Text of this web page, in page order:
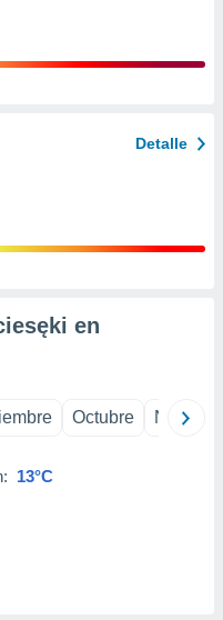
Detalle
en
Octubre
13°C